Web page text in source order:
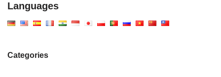
Languages
Categories